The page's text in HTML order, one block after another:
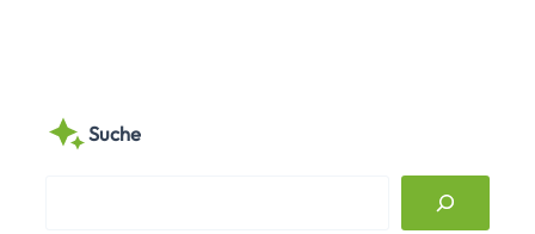
Suche